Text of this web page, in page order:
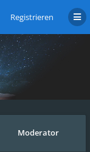
Registrieren
Moderator